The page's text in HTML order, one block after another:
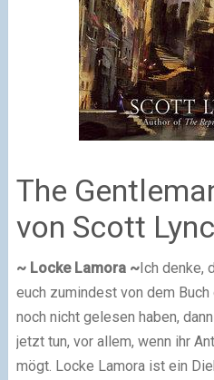
The
von Scott
~ Locke Lamora ~Ich denke,
euch zumindest von dem
noch nicht gelesen haben,
jetzt tun, vor allem, wenn ihr
mögt. Locke Lamora ist ein